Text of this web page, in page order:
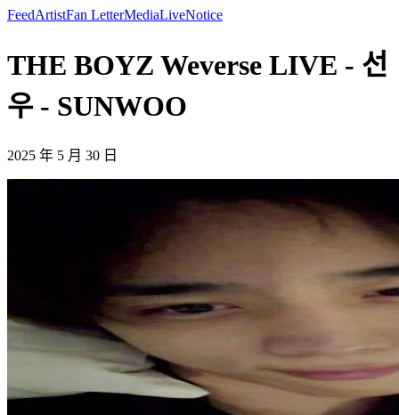
FeedArtistFan LetterMediaLiveNotice
THE BOYZ Weverse LIVE - 선
우 - SUNWOO
2025 年 5 月 30 日